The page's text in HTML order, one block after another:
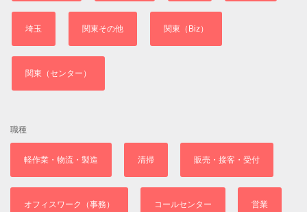
埼玉 関東その他 関東（Biz）
関東（センター）
職種
軽作業・物流・製造 清掃 販売・接客・受付
オフィスワーク（事務） コールセンター 営業